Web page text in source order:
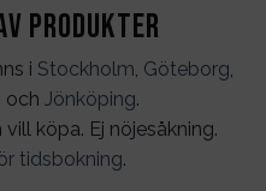
produkter
i Stockholm, Göteborg,
och Jönköping.
köpa. Ej nöjesåkning.
tidsbokning.